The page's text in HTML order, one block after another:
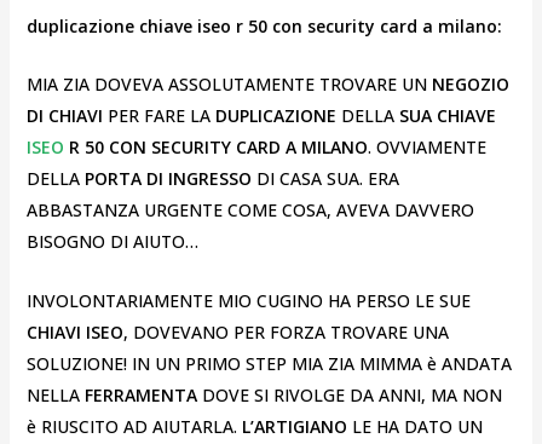
duplicazione chiave iseo r 50 con security card a milano:
MIA ZIA DOVEVA ASSOLUTAMENTE TROVARE UNNEGOZIO
DI CHIAVI PER FARE LA DUPLICAZIONE DELLA SUA CHIAVE
ISEO R 50 CON SECURITY CARD A MILANO. OVVIAMENTE
DELLA PORTA DI INGRESSO DI CASA SUA. ERA
ABBASTANZA URGENTE COME COSA, AVEVA DAVVERO
BISOGNO DI AIUTO…
INVOLONTARIAMENTE MIO CUGINO HA PERSO LE SUE
CHIAVI ISEO, DOVEVANO PER FORZA TROVARE UNA
SOLUZIONE! IN UN PRIMO STEP MIA ZIA MIMMA è ANDATA
NELLA FERRAMENTA DOVE SI RIVOLGE DA ANNI, MA NON
è RIUSCITO AD AIUTARLA. L’ARTIGIANO LE HA DATO UN